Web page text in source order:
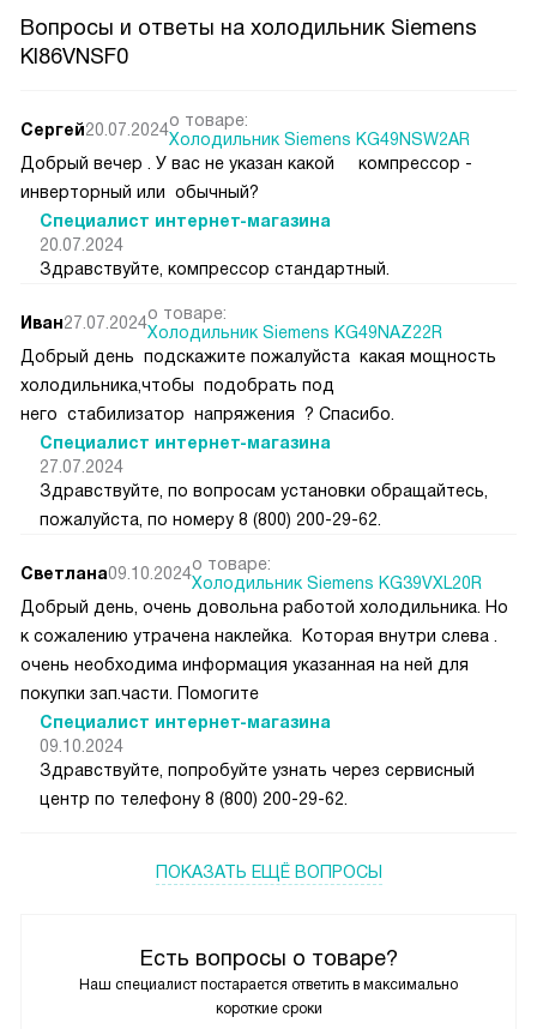
Вопросы и ответы на холодильник Siemens
KI86VNSF0
Есть вопросы о товаре?
Наш специалист постарается ответить в максимально
короткие сроки
Сергей20.07.2024о товаре:
Холодильник Siemens KG49NSW2AR
Добрый вечер . У вас не указан какой компрессор -
инверторный или обычный?
Специалист интернет-магазина
20.07.2024
Здравствуйте, компрессор стандартный.
Иван27.07.2024о товаре:
Холодильник Siemens KG49NAZ22R
Добрый день подскажите пожалуйста какая мощность
холодильника,чтобы подобрать под
него стабилизатор напряжения ? Спасибо.
Специалист интернет-магазина
27.07.2024
Здравствуйте, по вопросам установки обращайтесь,
пожалуйста, по номеру 8 (800) 200-29-62.
Светлана09.10.2024о товаре:
Холодильник Siemens KG39VXL20R
Добрый день, очень довольна работой холодильника. Но
к сожалению утрачена наклейка. Которая внутри слева .
очень необходима информация указанная на ней для
покупки зап.части. Помогите
Специалист интернет-магазина
09.10.2024
Здравствуйте, попробуйте узнать через сервисный
центр по телефону 8 (800) 200-29-62.
ПОКАЗАТЬ ЕЩЁ ВОПРОСЫ